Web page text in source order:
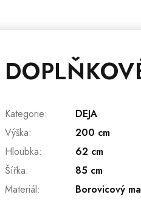
Kategorie:
DEJA
Výška:
200 cm
Hloubka:
62 cm
Šířka:
85 cm
Materiál:
Borovicový